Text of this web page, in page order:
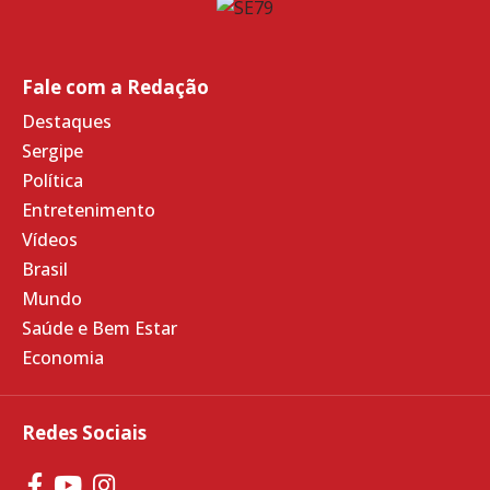
Redes Sociais
Fale com a Redação
Destaques
Sergipe
Política
Entretenimento
Vídeos
Brasil
Mundo
Saúde e Bem Estar
Economia